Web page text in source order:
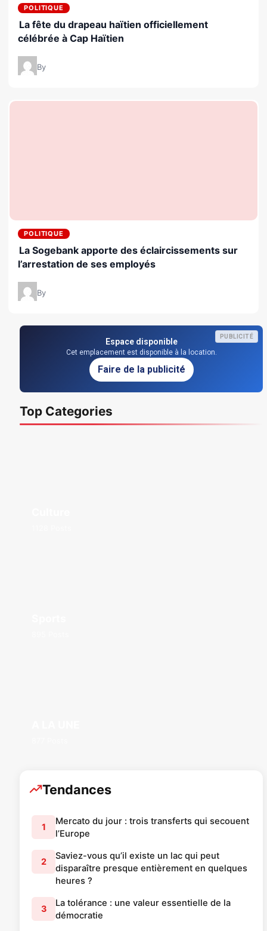
POLITIQUE
La fête du drapeau haïtien officiellement
célébrée à Cap Haïtien
By
POLITIQUE
La Sogebank apporte des éclaircissements sur
l’arrestation de ses employés
By
PUBLICITÉ
Espace disponible
Cet emplacement est disponible à la location.
Faire de la publicité
Top Categories
Tendances
1
Mercato du jour : trois transferts qui secouent
l’Europe
2
Saviez-vous qu’il existe un lac qui peut
disparaître presque entièrement en quelques
heures ?
3
La tolérance : une valeur essentielle de la
démocratie